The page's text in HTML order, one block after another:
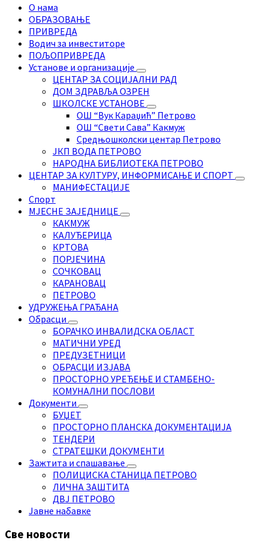
О нама
ОБРАЗОВАЊЕ
ПРИВРЕДА
Водич за инвеститоре
ПОЉОПРИВРЕДА
Установе и организације
ЦЕНТАР ЗА СОЦИЈАЛНИ РАД
ДОМ ЗДРАВЉА ОЗРЕН
ШКОЛСКЕ УСТАНОВЕ
ОШ “Вук Караџић” Петрово
ОШ “Свети Сава” Какмуж
Средњошколски центар Петрово
ЈКП ВОДА ПЕТРОВО
НАРОДНА БИБЛИОТЕКА ПЕТРОВО
ЦЕНТАР ЗА КУЛТУРУ, ИНФОРМИСАЊЕ И СПОРТ
МАНИФЕСТАЦИЈЕ
Спорт
МЈЕСНЕ ЗАЈЕДНИЦЕ
КАКМУЖ
КАЛУЂЕРИЦА
КРТОВА
ПОРЈЕЧИНА
СОЧКОВАЦ
КАРАНОВАЦ
ПЕТРОВО
УДРУЖЕЊА ГРАЂАНА
Обрасци
БОРАЧКО ИНВАЛИДСКА ОБЛАСТ
МАТИЧНИ УРЕД
ПРЕДУЗЕТНИЦИ
ОБРАСЦИ ИЗЈАВА
ПРОСТОРНО УРЕЂЕЊЕ И СТАМБЕНО-
КОМУНАЛНИ ПОСЛОВИ
Документи
БУЏЕТ
ПРОСТОРНО ПЛАНСКА ДОКУМЕНТАЦИЈА
ТЕНДЕРИ
СТРАТЕШКИ ДОКУМЕНТИ
Зажтита и спашавање
ПОЛИЦИСКА СТАНИЦА ПЕТРОВО
ЛИЧНА ЗАШТИТА
ДВЈ ПЕТРОВО
Јавне набавке
Све новости